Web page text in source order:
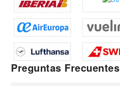
Preguntas Frecuentes